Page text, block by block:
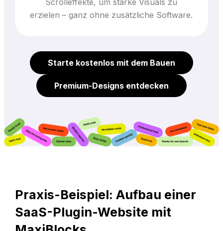
erzielen – ganz ohne zusätzliche Software.
Starte kostenlos mit dem Bauen
Premium-Designs entdecken
Praxis-Beispiel: Aufbau einer
SaaS-Plugin-Website mit